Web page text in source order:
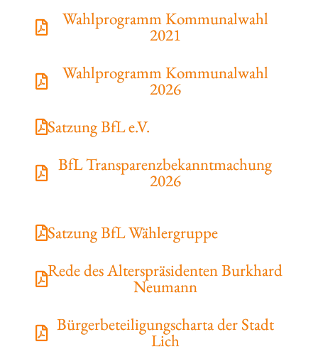
Wahlprogramm Kommunalwahl
2021
Wahlprogramm Kommunalwahl
2026
Satzung BfL e.V.
BfL Transparenzbekanntmachung
2026
Satzung BfL Wählergruppe
Rede des Alterspräsidenten Burkhard
Neumann
Bürgerbeteiligungscharta der Stadt
Lich